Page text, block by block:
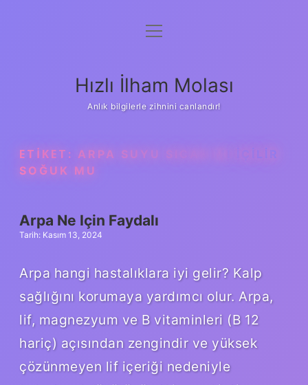
Anasayfa
Yasal Uyarı
menüyü
Hızlı İlham Molası
Anlık bilgilerle zihnini canlandır!
ETIKET: ARPA SUYU SICAK MI IÇILIR
SOĞUK MU
Arpa Ne Için Faydalı
Tarih: Kasım 13, 2024
Arpa hangi hastalıklara iyi gelir? Kalp
sağlığını korumaya yardımcı olur. Arpa,
lif, magnezyum ve B vitaminleri (B 12
hariç) açısından zengindir ve yüksek
çözünmeyen lif içeriği nedeniyle